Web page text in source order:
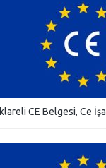
CE Belgesi, Ce